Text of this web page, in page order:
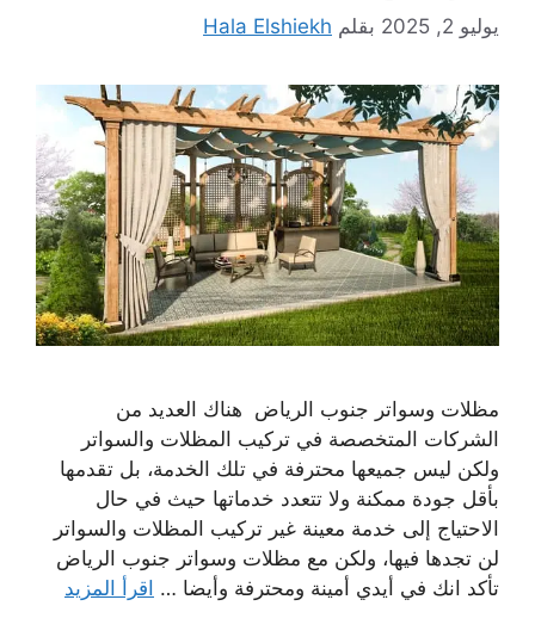
يوليو 2, 2025 بقلم Hala Elshiekh
مظلات وسواتر جنوب الرياض هناك العديد من
الشركات المتخصصة في تركيب المظلات والسواتر
ولكن ليس جميعها محترفة في تلك الخدمة، بل تقدمها
بأقل جودة ممكنة ولا تتعدد خدماتها حيث في حال
الاحتياج إلى خدمة معينة غير تركيب المظلات والسواتر
لن تجدها فيها، ولكن مع مظلات وسواتر جنوب الرياض
تأكد انك في أيدي أمينة ومحترفة وأيضا … اقرأ المزيد